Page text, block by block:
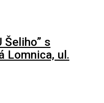
Šeliho” s
Lomnica, ul.